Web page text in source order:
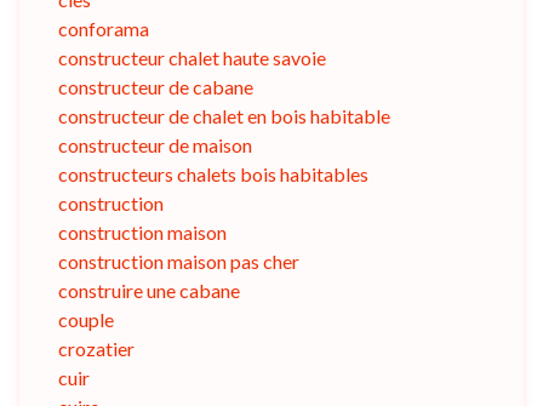
conforama
constructeur chalet haute savoie
constructeur de cabane
constructeur de chalet en bois habitable
constructeur de maison
constructeurs chalets bois habitables
construction
construction maison
construction maison pas cher
construire une cabane
couple
crozatier
cuir